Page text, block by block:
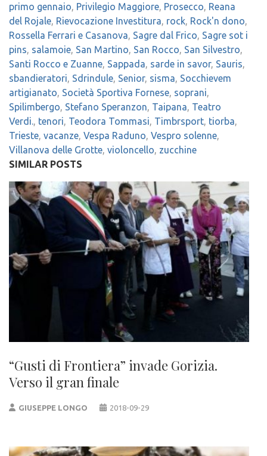
primo gennaio, Privilegio Maggiore, Prosecco, Reana
del Rojale, Rievocazione Investitura, rock, Rock'n dono,
Rossella Ferrari e Casanova, Sagre dal Frico, Sagre sot i
pins, salamoie, San Martino, San Rocco, San Silvestro,
Santi Rocco e Zuanne, Sappada, sarde in savor, Sauris,
sbandieratori, Sdrindule, Senior, sisma, Socchievem
artigianato, Società Sportiva Fornese, soprani,
Spilimbergo, Stefano Speranzon, Taipana, Teatro
Verdi., tenori, Teodora Tommasi, Timbrsport, tiorba,
Trieste, vacanze, Vespa Raduno, Vespro solenne,
Villanova delle Grotte, violoncello, zucchine
SIMILAR POSTS
“Gusti di Frontiera” invade Gorizia.
Verso il gran finale
GIUSEPPE LONGO 2018-09-29